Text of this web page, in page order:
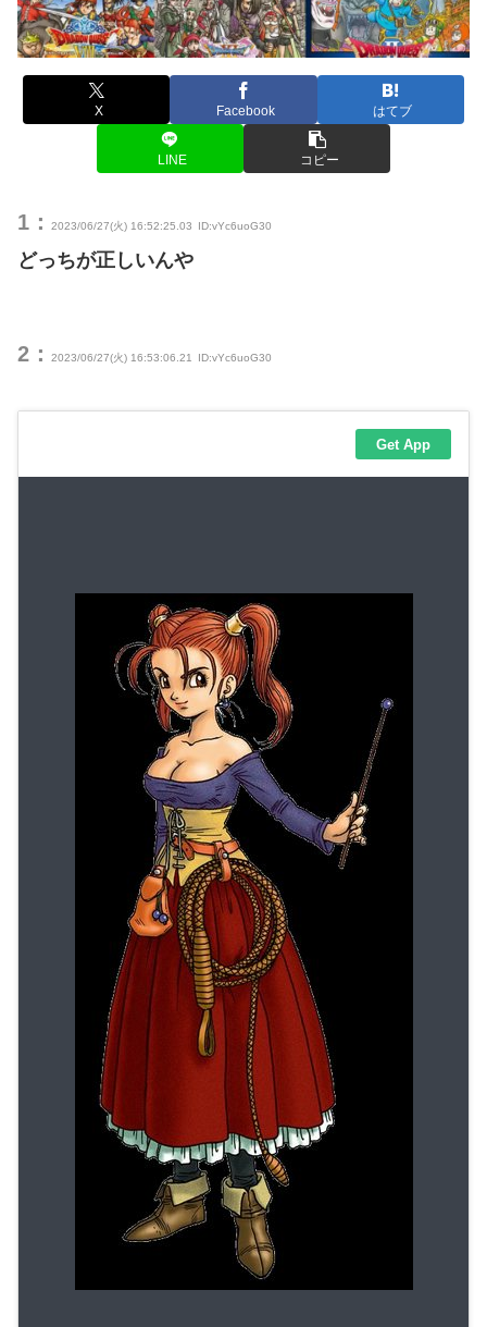
X Facebook はてブ
LINE コピー
1： 2023/06/27(火) 16:52:25.03 ID:vYc6uoG30
どっちが正しいんや
2： 2023/06/27(火) 16:53:06.21 ID:vYc6uoG30